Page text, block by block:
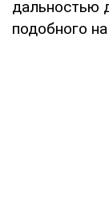
дальностью
подобного